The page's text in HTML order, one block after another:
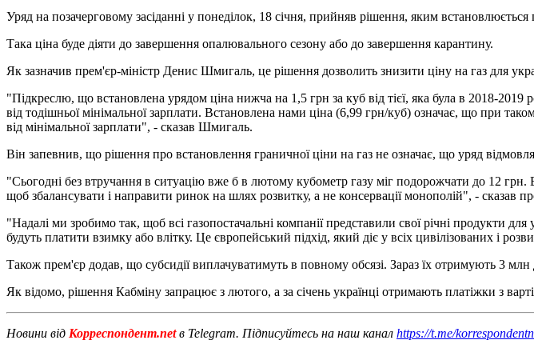
Уряд на позачерговому засіданні у понеділок, 18 січня, прийняв рішення, яким встановлюється
Така ціна буде діяти до завершення опалювального сезону або до завершення карантину.
Як зазначив прем'єр-міністр Денис Шмигаль, це рішення дозволить знизити ціну на газ для
"Підкреслю, що встановлена ​​урядом ціна нижча на 1,5 грн за куб від тієї, яка була в 2018-
від тодішньої мінімальної зарплати. Встановлена ​​нами ціна (6,99 грн/куб) означає, що при
від мінімальної зарплати", - сказав Шмигаль.
Він запевнив, що рішення про встановлення граничної ціни на газ не означає, що уряд
"Сьогодні без втручання в ситуацію вже б в лютому кубометр газу міг подорожчати до 12 грн.
щоб збалансувати і направити ринок на шлях розвитку, а не консервації монополій", - сказав
"Надалі ми зробимо так, щоб всі газопостачальні компанії представили свої річні продукти
будуть платити взимку або влітку. Це європейський підхід, який діє у всіх цивілізованих і
Також прем'єр додав, що субсидії виплачуватимуть в повному обсязі. Зараз їх отримують 3
Як відомо, рішення Кабміну запрацює з лютого, а за січень українці отримають платіжки з
Новини від Корреспондент.netв Telegram. Підписуйтесь на наш канал https://t.me/